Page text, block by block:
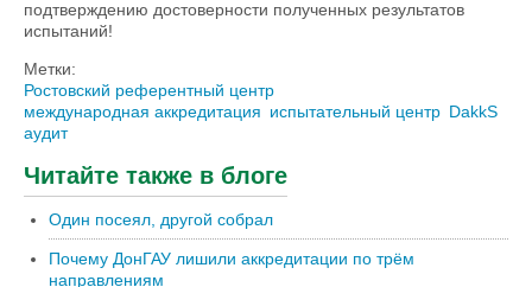
подтверждению достоверности полученных результатов
испытаний!
Метки:
Ростовский референтный центр
международная аккредитация испытательный центр DakkS
аудит
Читайте также в блоге
Один посеял, другой собрал
Почему ДонГАУ лишили аккредитации по трём
направлениям